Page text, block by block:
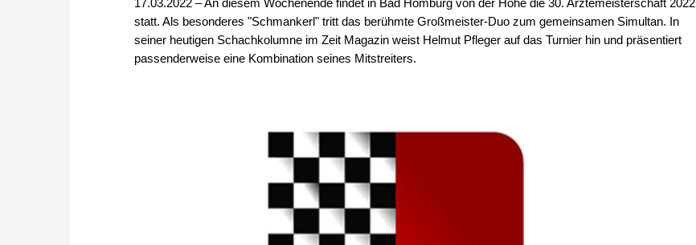
statt. Als besonderes "Schmankerl" tritt das berühmte Großmeister-Duo zum gemeinsamen Simultan. In
seiner heutigen Schachkolumne im Zeit Magazin weist Helmut Pfleger auf das Turnier hin und präsentiert
passenderweise eine Kombination seines Mitstreiters.